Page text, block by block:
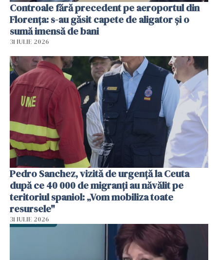
Controale fără precedent pe aeroportul din
Florența: s-au găsit capete de aligator și o
sumă imensă de bani
31 IULIE 2026
Pedro Sanchez, vizită de urgență la Ceuta
după ce 40 000 de migranți au năvălit pe
teritoriul spaniol: „Vom mobiliza toate
resursele"
31 IULIE 2026